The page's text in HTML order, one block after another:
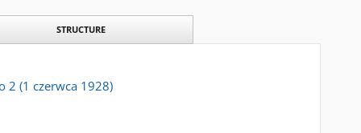
STRUCTURE
2 (1 czerwca 1928)